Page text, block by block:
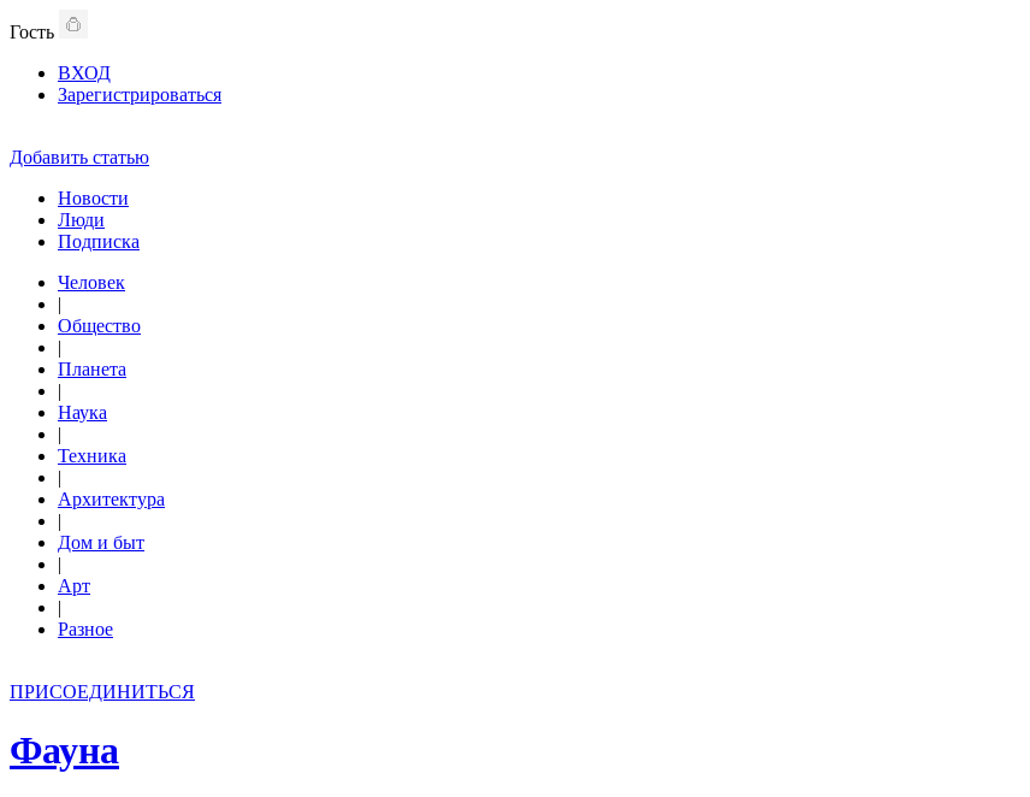
Гость
ВХОД
Зарегистрироваться
Добавить статью
Новости
Люди
Подписка
Человек
|
Общество
|
Планета
|
Наука
|
Техника
|
Архитектура
|
Дом и быт
|
Арт
|
Разное
ПРИСОЕДИНИТЬСЯ
Фауна